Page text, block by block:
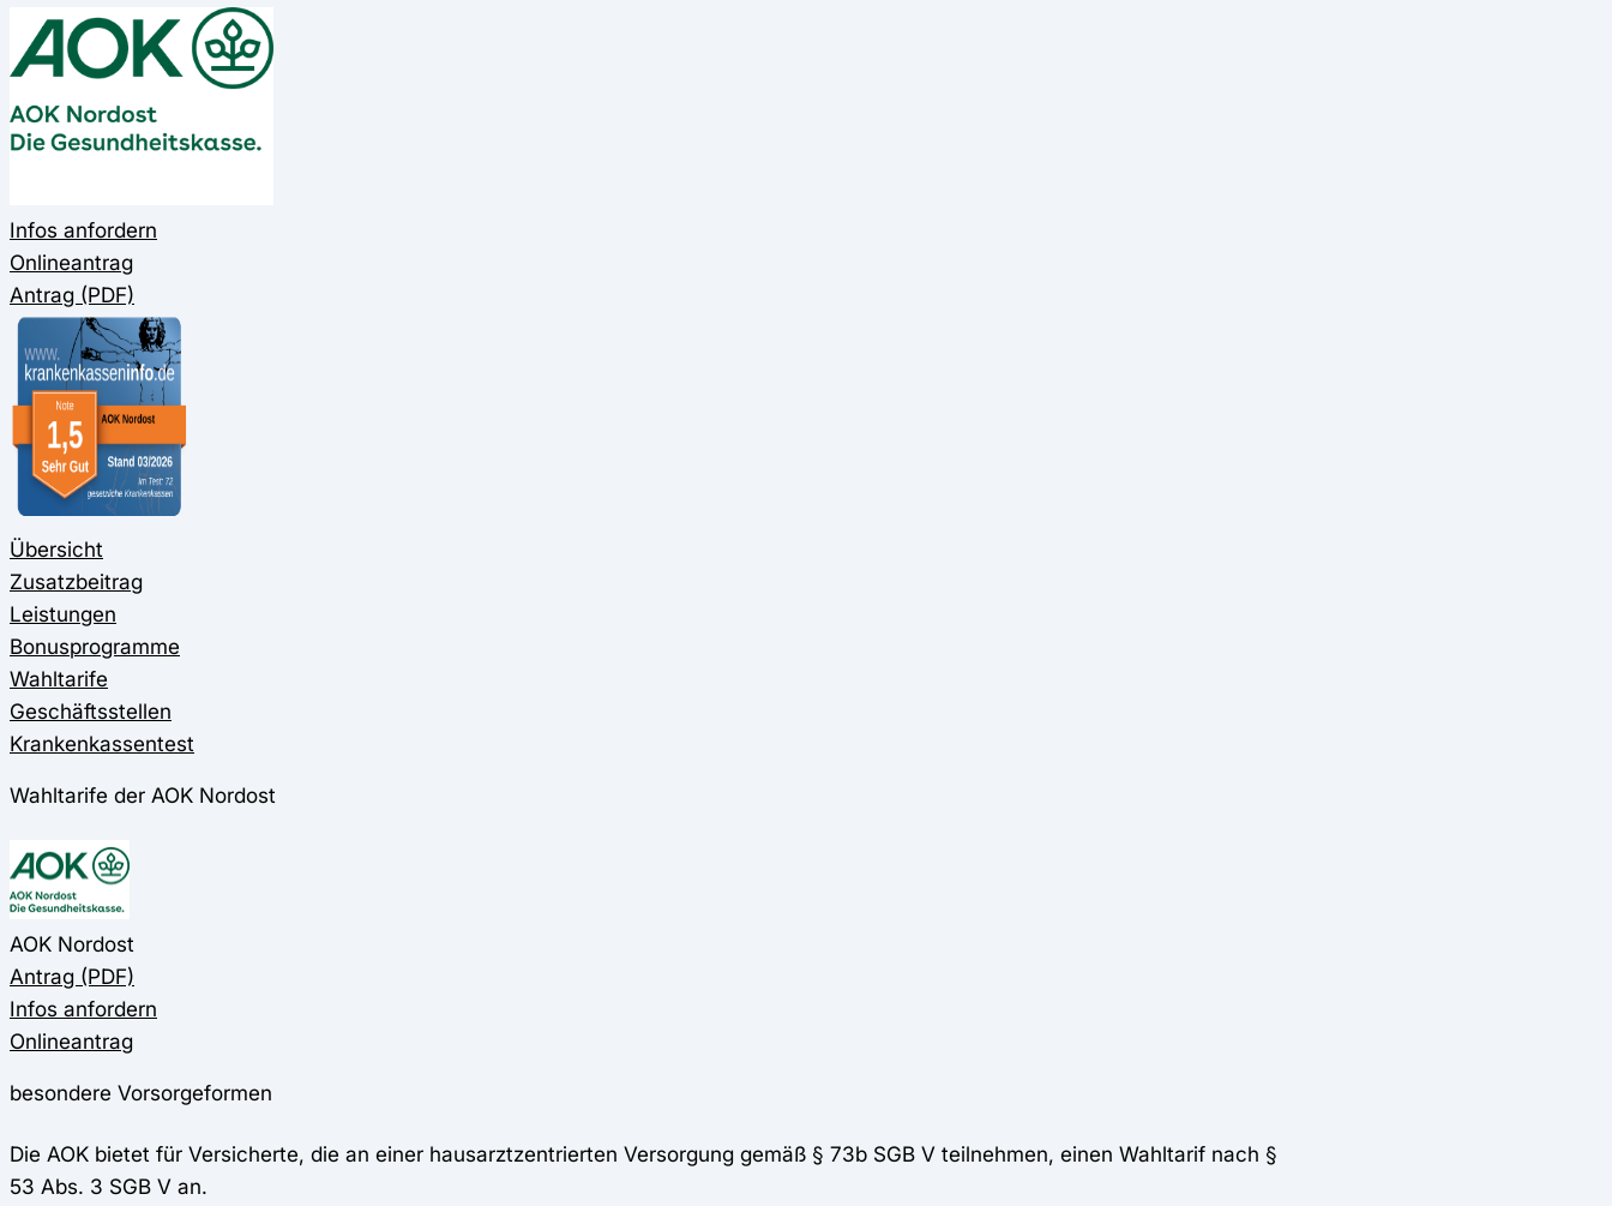
Infos anfordern
Onlineantrag
Antrag (PDF)
Übersicht
Zusatzbeitrag
Leistungen
Bonusprogramme
Wahltarife
Geschäftsstellen
Krankenkassentest
Wahltarife der AOK Nordost
AOK Nordost
Antrag (PDF)
Infos anfordern
Onlineantrag
besondere Vorsorgeformen
Die AOK bietet für Versicherte, die an einer hausarztzentrierten Versorgung gemäß § 73b SGB V teilnehmen, einen Wahltarif nach §
53 Abs. 3 SGB V an.